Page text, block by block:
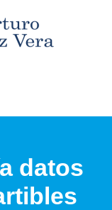
datos